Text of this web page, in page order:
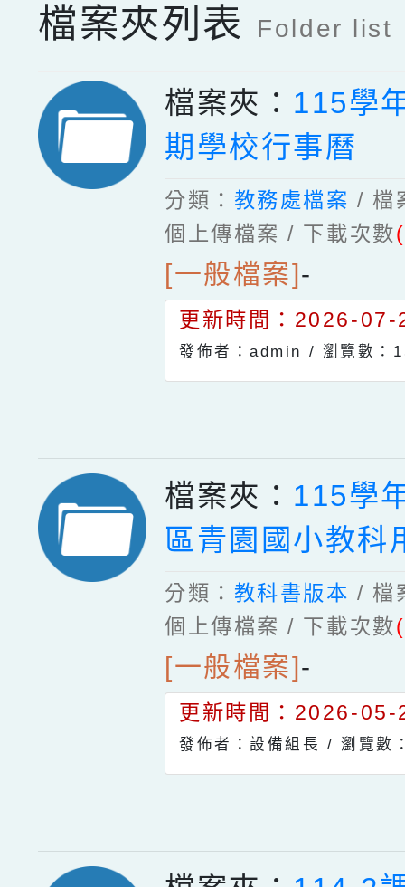
檔案夾列表 Folder list
檔案夾： 115學
期學校行事曆
分類： 教務處檔案 / 檔
個上傳檔案 / 下載次數
[一般檔案]-
更新時間：2026-
發佈者：admin / 瀏覽數：
檔案夾： 115學
區青園國小教科
分類： 教科書版本 / 檔
個上傳檔案 / 下載次數
[一般檔案]-
更新時間：2026-
發佈者：設備組長 /瀏覽數